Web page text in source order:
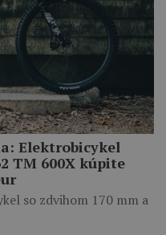
Elektrobicykel
TM 600X kúpite
so zdvihom 170 mm a